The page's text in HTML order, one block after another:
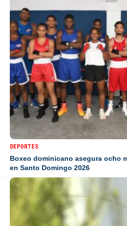
DEPORTES
Boxeo dominicano asegura ocho
en Santo Domingo 2026